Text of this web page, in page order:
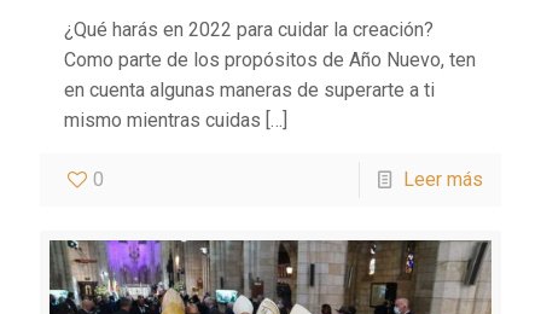
¿Qué harás en 2022 para cuidar la creación?
Como parte de los propósitos de Año Nuevo, ten
en cuenta algunas maneras de superarte a ti
mismo mientras cuidas […]
0 Leer más